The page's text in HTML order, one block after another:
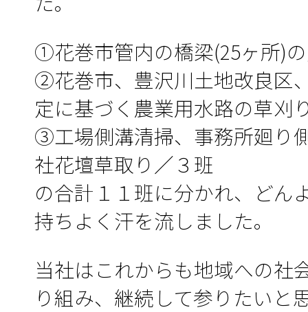
①花巻市管内の橋梁(25ヶ所)
②花巻市、豊沢川土地改良区
定に基づく農業用水路の草刈
③工場側溝清掃、事務所廻り
社花壇草取り／３班
の合計１１班に分かれ、どん
持ちよく汗を流しました。
当社はこれからも地域への社
り組み、継続して参りたいと